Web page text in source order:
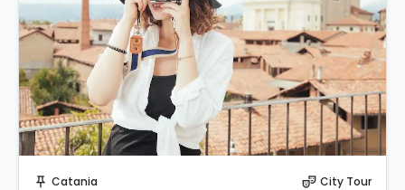
push_pin Catania theater_comedy City Tour